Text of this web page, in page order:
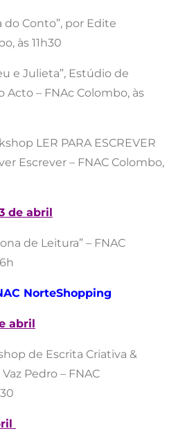
do Conto”, por Edite
às 11h30
e Julieta”, Estúdio de
Acto – FNAc Colombo, às
LER PARA ESCREVER
Escrever – FNAC Colombo,
de abril
de Leitura” – FNAC
NorteShopping
abril
de Escrita Criativa &
Pedro – FNAC